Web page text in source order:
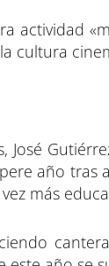
actividad
cultura
año tras
más